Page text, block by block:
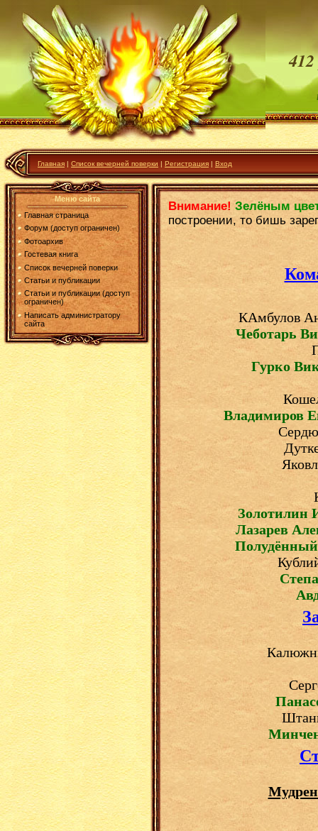
Главная | Список вечерней поверки | Регистрация | Вход
Меню сайта
Главная страница
Форум (доступ ограничен)
Фотоархив
Гостевая книга
Список вечерней поверки
Статьи и публикации
Статьи и публикации (доступ
ограничен)
Написать администратору
сайта
Внимание! Зелёным
построении, то бишь
КАмбулов
Чеботарь
Гурко
Владимиров
Золотилин
Лазарев